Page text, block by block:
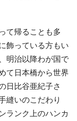
て帰ることも多
飾っている方もい
明治以降わが国で
て日本橋から世界
日比谷亜紀子さ
縫いのこだわり
ランク上のハンカ